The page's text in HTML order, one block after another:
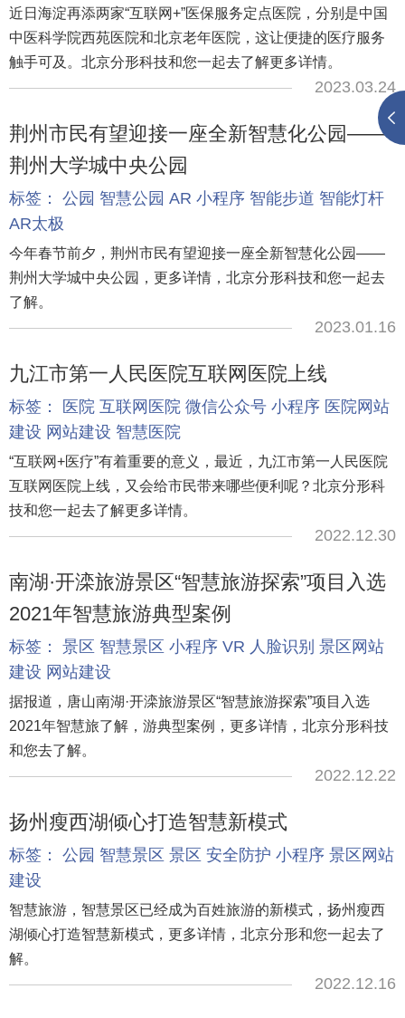
近日海淀再添两家“互联网+”医保服务定点医院，分别是中国
中医科学院西苑医院和北京老年医院，这让便捷的医疗服务
触手可及。北京分形科技和您一起去了解更多详情。
2023.03.24
荆州市民有望迎接一座全新智慧化公园——
荆州大学城中央公园
标签： 公园 智慧公园 AR 小程序 智能步道 智能灯杆
AR太极
今年春节前夕，荆州市民有望迎接一座全新智慧化公园——
荆州大学城中央公园，更多详情，北京分形科技和您一起去
了解。
2023.01.16
九江市第一人民医院互联网医院上线
标签： 医院 互联网医院 微信公众号 小程序 医院网站
建设 网站建设 智慧医院
“互联网+医疗”有着重要的意义，最近，九江市第一人民医院
互联网医院上线，又会给市民带来哪些便利呢？北京分形科
技和您一起去了解更多详情。
2022.12.30
南湖·开滦旅游景区“智慧旅游探索”项目入选
2021年智慧旅游典型案例
标签： 景区 智慧景区 小程序 VR 人脸识别 景区网站
建设 网站建设
据报道，唐山南湖·开滦旅游景区“智慧旅游探索”项目入选
2021年智慧旅了解，游典型案例，更多详情，北京分形科技
和您去了解。
2022.12.22
扬州瘦西湖倾心打造智慧新模式
标签： 公园 智慧景区 景区 安全防护 小程序 景区网站
建设
智慧旅游，智慧景区已经成为百姓旅游的新模式，扬州瘦西
湖倾心打造智慧新模式，更多详情，北京分形和您一起去了
解。
2022.12.16